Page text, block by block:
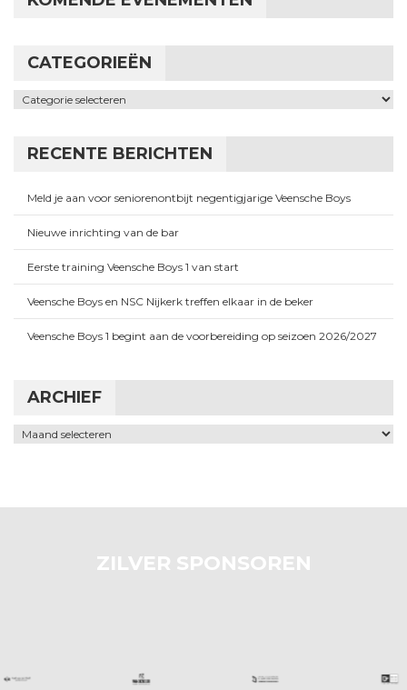
CATEGORIEËN
Categorieën
RECENTE BERICHTEN
Meld je aan voor seniorenontbijt negentigjarige Veensche Boys
Nieuwe inrichting van de bar
Eerste training Veensche Boys 1 van start
Veensche Boys en NSC Nijkerk treffen elkaar in de beker
Veensche Boys 1 begint aan de voorbereiding op seizoen 2026/2027
ARCHIEF
Archief
ZILVER SPONSOREN